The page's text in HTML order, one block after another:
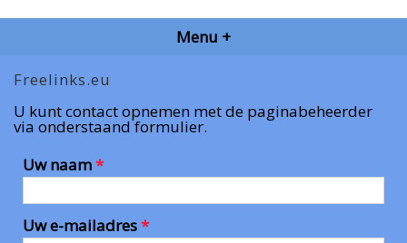
Menu +
Freelinks.eu
U kunt contact opnemen met de paginabeheerder
via onderstaand formulier.
Uw naam*
Uw e-mailadres*